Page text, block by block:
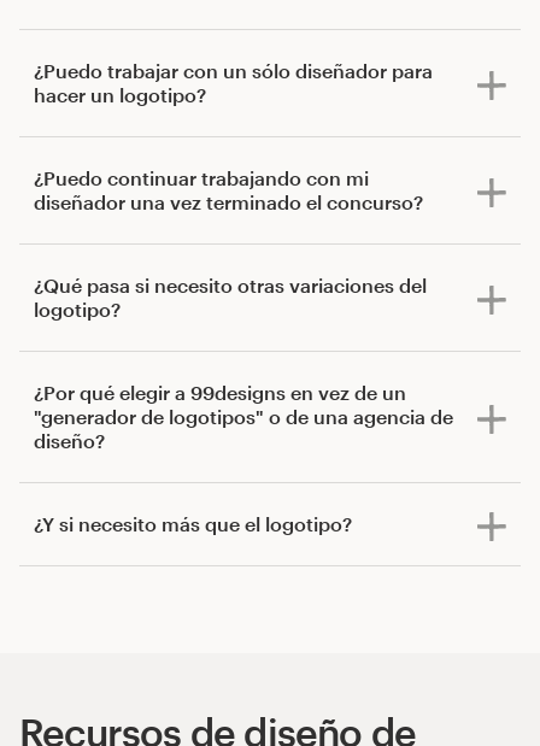
¿Puedo trabajar con un sólo diseñador para
hacer un logotipo?
¿Puedo continuar trabajando con mi
diseñador una vez terminado el concurso?
¿Qué pasa si necesito otras variaciones del
logotipo?
¿Por qué elegir a 99designs en vez de un
"generador de logotipos" o de una agencia de
diseño?
¿Y si necesito más que el logotipo?
Recursos de diseño de